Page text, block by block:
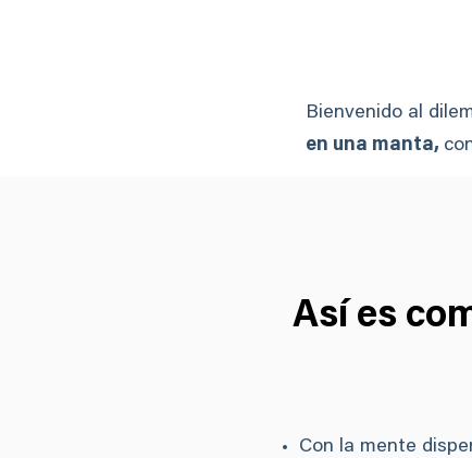
Bienvenido al
en una manta,
Así es
Con la mente